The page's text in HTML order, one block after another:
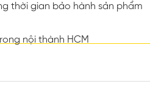
thời gian bảo hành sản phẩm
nội thành HCM